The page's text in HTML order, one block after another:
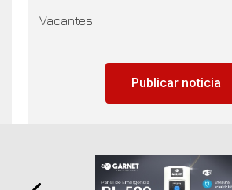
Vacantes
Publicar noticia